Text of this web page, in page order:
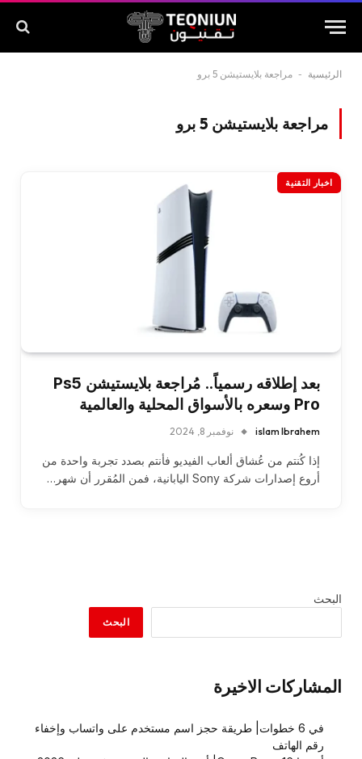
الرئيسية - مراجعة بلايستيشن 5 برو
مراجعة بلايستيشن 5 برو
اخبار التقنية
بعد إطلاقه رسمياً.. مُراجعة بلايستيشن Ps5
Pro وسعره بالأسواق المحلية والعالمية
islam Ibrahem نوفمبر 8, 2024
إذا كُنتم من عُشاق ألعاب الفيديو فأنتم بصدد تجربة واحدة من
أروع إصدارات شركة Sony اليابانية، فمن المُقرر أن شهر…
البحث
البحث
المشاركات الاخيرة
في 6 خطوات| طريقة حجز اسم مستخدم على واتساب وإخفاء
رقم الهاتف